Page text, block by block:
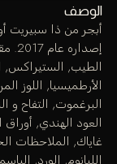
الوصف
أبجر من ذا سبيريت
الطيب, الستيراكس,
الأرطميسيا, اللوز
البرغموت, التفاح و
العود الهندي, أوراق
غاياك, الملاحظات
اللبانوم, الورد,